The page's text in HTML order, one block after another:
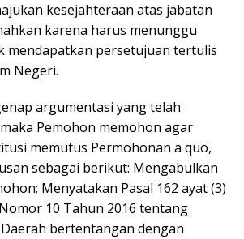
kesejahteraan atas jabatan
karena harus menunggu
mendapatkan persetujuan tertulis
Negeri.
argumentasi yang telah
Pemohon memohon agar
memutus Permohonan a quo,
sebagai berikut: Mengabulkan
Menyatakan Pasal 162 ayat (3)
10 Tahun 2016 tentang
bertentangan dengan